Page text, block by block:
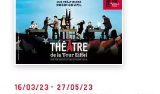
16/03/23 - 27/05/23